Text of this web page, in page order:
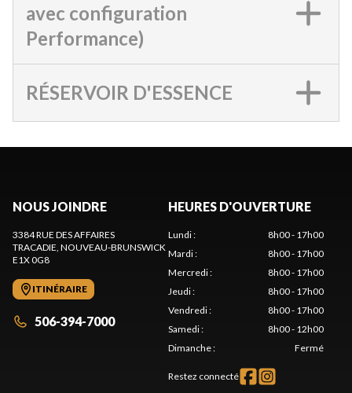
avec configuration
Performance)
RÉSERVOIR D'ESSENCE
NOUS JOINDRE
3384 RUE DES AFFAIRES
TRACADIE , NOUVEAU-BRUNSWICK
E1X 0G8
ITINÉRAIRE
506-394-7000
HEURES D'OUVERTURE
Lundi:
8h00 - 17h00
Mardi:
8h00 - 17h00
Mercredi:
8h00 - 17h00
Jeudi:
8h00 - 17h00
Vendredi:
8h00 - 17h00
Samedi:
8h00 - 12h00
Dimanche: Fermé
Restez connecté